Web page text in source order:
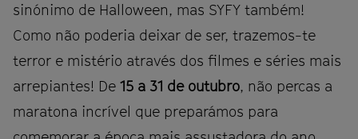
sinónimo de Halloween, mas SYFY também!
Como não poderia deixar de ser, trazemos-te
terror e mistério através dos filmes e séries mais
arrepiantes! De 15 a 31 de outubro, não percas a
maratona incrível que preparámos para